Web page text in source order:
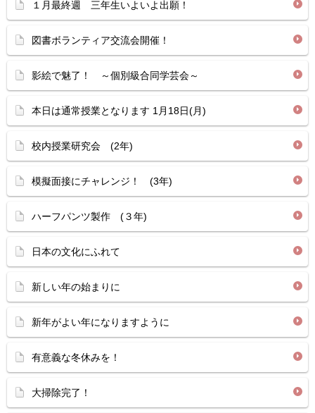
１月最終週 三年生いよいよ出願！
図書ボランティア交流会開催！
影絵で魅了！ ～個別級合同学芸会～
本日は通常授業となります 1月18日(月)
校内授業研究会 (2年)
模擬面接にチャレンジ！ (3年)
ハーフパンツ製作 (３年)
日本の文化にふれて
新しい年の始まりに
新年がよい年になりますように
有意義な冬休みを！
大掃除完了！